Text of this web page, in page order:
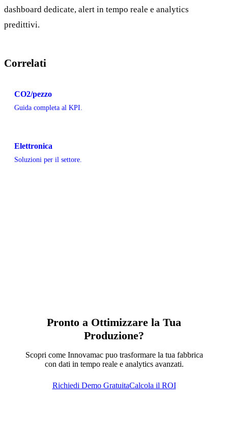
dashboard dedicate, alert in tempo reale e analytics
predittivi.
Correlati
CO2/pezzo
Guida completa al KPI.
Elettronica
Soluzioni per il settore.
Pronto a Ottimizzare la Tua
Produzione?
Scopri come Innovamac puo trasformare la tua fabbrica
con dati in tempo reale e analytics avanzati.
Richiedi Demo GratuitaCalcola il ROI